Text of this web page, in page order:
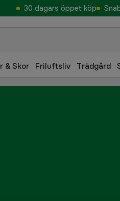
30 dagars öppet köp
& Skor Friluftsliv Trädgård